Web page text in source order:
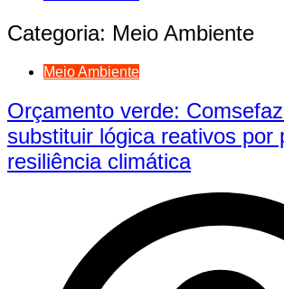
Categoria: Meio Ambiente
Meio Ambiente
Orçamento verde:
substituir lógica reativos por
resiliência climática